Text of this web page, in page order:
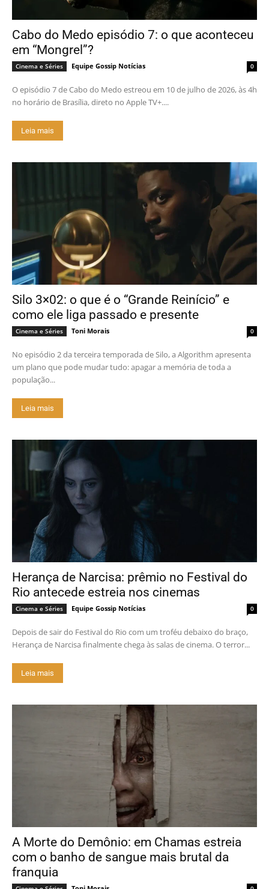
Cabo do Medo episódio 7: o que aconteceu
em “Mongrel”?
Cinema e Séries Equipe Gossip Notícias 0
O episódio 7 de Cabo do Medo estreou em 10 de julho de 2026, às 4h
no horário de Brasília, direto no Apple TV+....
Leia mais
Silo 3×02: o que é o “Grande Reinício” e
como ele liga passado e presente
Cinema e Séries Toni Morais 0
No episódio 2 da terceira temporada de Silo, a Algorithm apresenta
um plano que pode mudar tudo: apagar a memória de toda a
população...
Leia mais
Herança de Narcisa: prêmio no Festival do
Rio antecede estreia nos cinemas
Cinema e Séries Equipe Gossip Notícias 0
Depois de sair do Festival do Rio com um troféu debaixo do braço,
Herança de Narcisa finalmente chega às salas de cinema. O terror...
Leia mais
A Morte do Demônio: em Chamas estreia
com o banho de sangue mais brutal da
franquia